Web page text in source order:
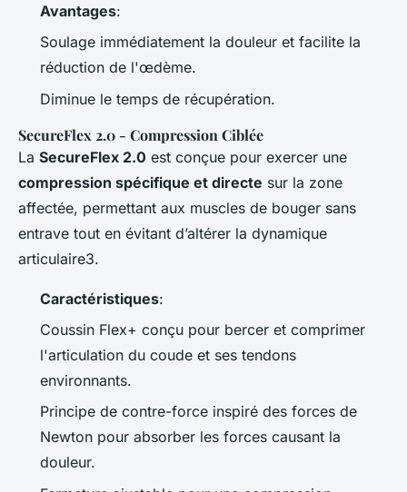
Avantages:
Soulage immédiatement la douleur et facilite la
réduction de l'œdème.
Diminue le temps de récupération.
SecureFlex 2.0 - Compression Ciblée
La SecureFlex 2.0 est conçue pour exercer une
compression spécifique et directe sur la zone
affectée, permettant aux muscles de bouger sans
entrave tout en évitant d’altérer la dynamique
articulaire3.
Caractéristiques:
Coussin Flex+ conçu pour bercer et comprimer
l'articulation du coude et ses tendons
environnants.
Principe de contre-force inspiré des forces de
Newton pour absorber les forces causant la
douleur.